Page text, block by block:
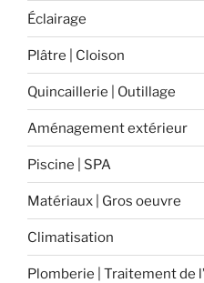
Éclairage
Plâtre | Cloison
Quincaillerie | Outillage
Aménagement extérieur
Piscine | SPA
Matériaux | Gros oeuvre
Climatisation
Plomberie | Traitement de